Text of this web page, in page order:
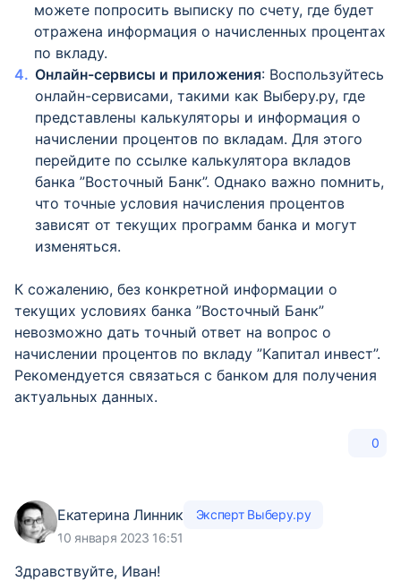
можете попросить выписку по счету, где будет
отражена информация о начисленных процентах
по вкладу.
Онлайн-сервисы и приложения: Воспользуйтесь
онлайн-сервисами, такими как Выберу.ру, где
представлены калькуляторы и информация о
начислении процентов по вкладам. Для этого
перейдите по ссылке калькулятора вкладов
банка ”Восточный Банк”. Однако важно помнить,
что точные условия начисления процентов
зависят от текущих программ банка и могут
изменяться.
К сожалению, без конкретной информации о
текущих условиях банка ”Восточный Банк”
невозможно дать точный ответ на вопрос о
начислении процентов по вкладу ”Капитал инвест”.
Рекомендуется связаться с банком для получения
актуальных данных.
0
Екатерина Линник
Эксперт Выберу.ру
10 января 2023 16:51
Здравствуйте, Иван!